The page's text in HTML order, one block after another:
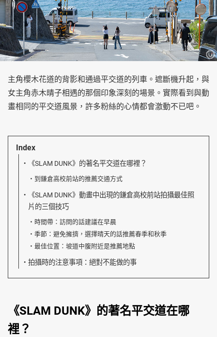
主角櫻木花道的背影和通過平交道的列車。遮斷機升起，與
女主角赤木晴子相遇的那個印象深刻的場景。實際看到與動
畫相同的平交道風景，許多粉絲的心情都會激動不已吧。
Index
《SLAM DUNK》的著名平交道在哪裡？
到鎌倉高校前站的推薦交通方式
《SLAM DUNK》動畫中出現的鎌倉高校前站拍攝最佳照
片的三個技巧
時間帶：訪問的話建議在早晨
季節：避免擁擠，選擇晴天的話推薦春季和秋季
最佳位置：坡道中腹附近是推薦地點
拍攝時的注意事項：絕對不能做的事
《SLAM DUNK》的著名平交道在哪
裡？